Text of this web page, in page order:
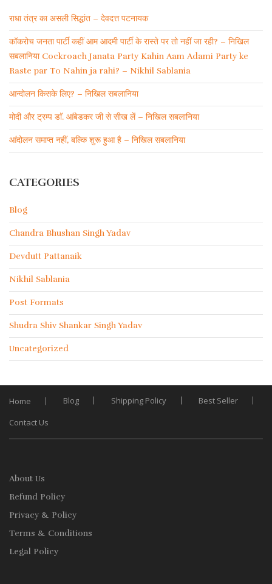
राधा तंत्र का असली सिद्धांत – देवदत्त पटनायक
कॉकरोच जनता पार्टी कहीं आम आदमी पार्टी के रास्ते पर तो नहीं जा रही? – निखिल
सबलानिया Cockroach Janata Party Kahin Aam Adami Party ke
Raste par To Nahin ja rahi? – Nikhil Sablania
आन्दोलन किसके लिए? – निखिल सबलानिया
मोदी और ट्रम्प डाॅ. आंबेडकर जी से सीख लें – निखिल सबलानिया
आंदोलन समाप्त नहीं, बल्कि शुरू हुआ है – निखिल सबलानिया
CATEGORIES
Blog
Chandra Bhushan Singh Yadav
Devdutt Pattanaik
Nikhil Sablania
Post Formats
Shudra Shiv Shankar Singh Yadav
Uncategorized
Home Blog Shipping Policy
Best Seller
Contact Us
About Us
Refund Policy
Privacy & Policy
Terms & Conditions
Legal Policy